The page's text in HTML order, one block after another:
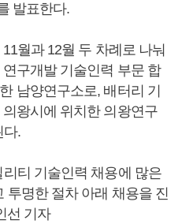
발표한다.
월과 12월 두 차례로 나눠
구개발 기술인력 부문 합
남양연구소로, 배터리 기
왕시에 위치한 의왕연구
다.
티 기술인력 채용에 많은
투명한 절차 아래 채용을 진
선 기자